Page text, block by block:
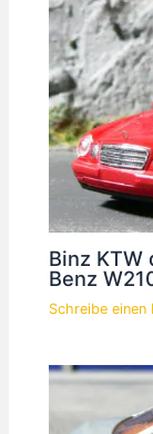
Binz KTW
Benz
Schreibe einen